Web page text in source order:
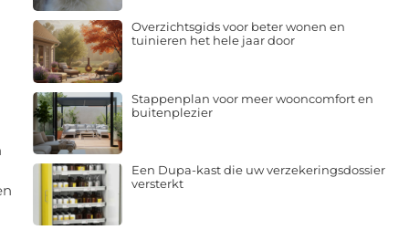
Overzichtsgids voor beter wonen en
tuinieren het hele jaar door
Stappenplan voor meer wooncomfort en
buitenplezier
Een Dupa-kast die uw verzekeringsdossier
versterkt